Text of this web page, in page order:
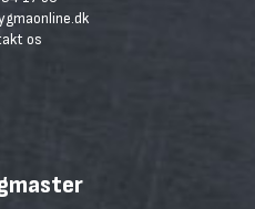
os